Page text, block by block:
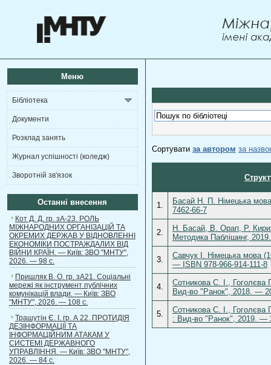
Меню
Бібліотека
Документи
Розклад занять
Журнал успішності (коледж)
Зворотній зв'язок
Останні внесення
Кот Д. Д. гр. зА-23. РОЛЬ
МІЖНАРОДНИХ ОРГАНІЗАЦІЙ ТА
ОКРЕМИХ ДЕРЖАВ У ВІДНОВЛЕННІ
ЕКОНОМІКИ ПОСТРАЖДАЛИХ ВІД
ВІЙНИ КРАЇН. — Київ: ЗВО "МНТУ",
2026. — 98 с.
Пришляк В. О. гр. зА21. Соціальні
мережі як інструмент публічних
комунікацій влади. — Київ: ЗВО
"МНТУ", 2026. — 108 с.
Трашутін Є. І. гр. А 22. ПРОТИДІЯ
ДЕЗІНФОРМАЦІЇ ТА
ІНФОРМАЦІЙНИМ АТАКАМ У
СИСТЕМІ ДЕРЖАВНОГО
УПРАВЛІННЯ. — Київ: ЗВО "МНТУ",
2026. — 84 с.
Сортувати за автором за
1.
Басай Н. П. Німецька
7462-66-7
2.
Н. Басай, В. Орап, Р.
Методика Паблішинг,
3.
Савчук І. Німецька мова
— ISBN 978-966-914-111-8
4.
Сотникова С. І., Гоголєва
Вид-во "Ранок", 2018. —
5.
Сотникова С. І., Гоголєва
: Вид-во "Ранок", 2019. —